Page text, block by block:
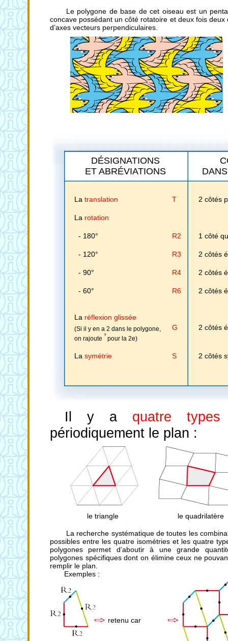
Le polygone de base de cet oiseau est un
concave possédant un côté rotatoire et deux fois deux
d’axes vecteurs perpendiculaires.
DÉSIGNATIONS
ET ABRÉVIATIONS
La translation T 2 côtés
La rotation
- 180° R2 1 côté
- 120° R3 2 côtés
- 90° R4 2 côtés
- 60° R6 2 côtés
La réflexion glissée
(Si il y en a 2 dans le polygone,
on rajoute ' pour la 2e)
G 2 côtés
La symétrie S 2 côtés
Il y a quatre
périodiquement le plan :
le triangle le quadrilatère
La recherche systématique de toutes les
possibles entre les quatre isométries et les quatre
polygones permet d’aboutir à une grande
polygones spécifiques dont on élimine ceux ne
remplir le plan.
Exemples :
retenu car